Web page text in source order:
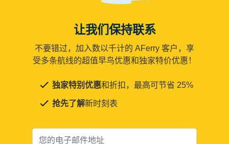
让我们保持联系
不要错过，加入数以千计的 AFerry 客户，享
受多条航线的超值早鸟优惠和独家特价优惠！
独家特别优惠和折扣，最高可节省 25%
抢先了解新时刻表